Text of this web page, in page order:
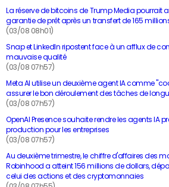
La réserve de bitcoins de Trump Media pourrait
garantie de prêt après un transfert de 165
(03/08 08h01)
Snap et LinkedIn ripostent face à un afflux de
mauvaise qualité
(03/08 07h57)
Meta AI utilise un deuxième agent IA comme
assurer le bon déroulement des tâches de
(03/08 07h57)
OpenAI Presence souhaite rendre les agents IA
production pour les entreprises
(03/08 07h57)
Au deuxième trimestre, le chiffre d'affaires des
Robinhood a atteint 156 millions de dollars,
celui des actions et des cryptomonnaies